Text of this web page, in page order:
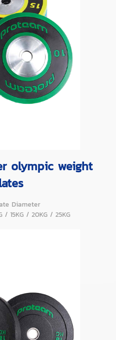
olympic weight
Diameter
/ 15KG / 20KG / 25KG